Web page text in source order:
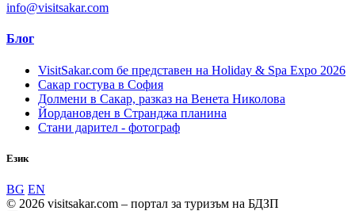
info@visitsakar.com
Блог
VisitSakar.com бе представен на Holiday & Spa Expo 2026
Сакар гостува в София
Долмени в Сакар, разказ на Венета Николова
Йордановден в Странджа планина
Стани дарител - фотограф
Език
BG EN
© 2026 visitsakar.com – портал за туризъм на БДЗП